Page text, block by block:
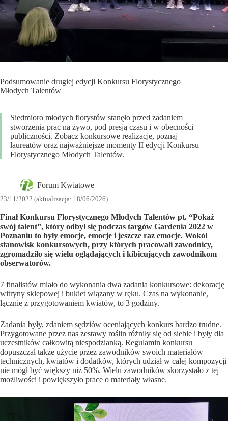
Podsumowanie drugiej edycji Konkursu Florystycznego
Młodych Talentów
Siedmioro młodych florystów stanęło przed zadaniem
stworzenia prac na żywo, pod presją czasu i w obecności
publiczności. Zobacz konkursowe realizacje, poznaj
laureatów oraz najważniejsze momenty II edycji Konkursu
Florystycznego Młodych Talentów.
Forum Kwiatowe
23/11/2022 (aktualizacja: 18/06/2026)
Finał Konkursu Florystycznego Młodych Talentów pt. “Pokaż
swój talent”, który odbył się podczas targów Gardenia 2022 w
Poznaniu to były emocje, emocje i jeszcze raz emocje. Wokół
stanowisk konkursowych, przy których pracowali zawodnicy,
zgromadziło się wielu oglądających i kibicujących zawodnikom
obserwatorów.
7 finalistów miało do wykonania dwa zadania konkursowe: dekorację
witryny sklepowej i bukiet wiązany w ręku. Czas na wykonanie,
łącznie z przygotowaniem kwiatów, to 3 godziny.
Zadania były, zdaniem sędziów oceniających konkurs bardzo trudne.
Przygotowane przez nas zestawy roślin różniły się od siebie i były dla
uczestników całkowitą niespodzianką. Regulamin konkursu
dopuszczał także użycie przez zawodników swoich materiałów
technicznych, kwiatów i dodatków, których udział w całej kompozycji
nie mógł być większy niż 50%. Wielu zawodników skorzystało z tej
możliwości i powiększyło prace o materiały własne.